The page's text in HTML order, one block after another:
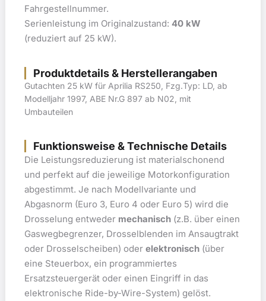
Fahrgestellnummer.
Serienleistung im Originalzustand: 40 kW
(reduziert auf 25 kW).
Produktdetails & Herstellerangaben
Gutachten 25 kW für Aprilia RS250, Fzg.Typ: LD, ab
Modelljahr 1997, ABE Nr.G 897 ab N02, mit
Umbauteilen
Funktionsweise & Technische Details
Die Leistungsreduzierung ist materialschonend
und perfekt auf die jeweilige Motorkonfiguration
abgestimmt. Je nach Modellvariante und
Abgasnorm (Euro 3, Euro 4 oder Euro 5) wird die
Drosselung entweder mechanisch (z.B. über einen
Gaswegbegrenzer, Drosselblenden im Ansaugtrakt
oder Drosselscheiben) oder elektronisch (über
eine Steuerbox, ein programmiertes
Ersatzsteuergerät oder einen Eingriff in das
elektronische Ride-by-Wire-System) gelöst.